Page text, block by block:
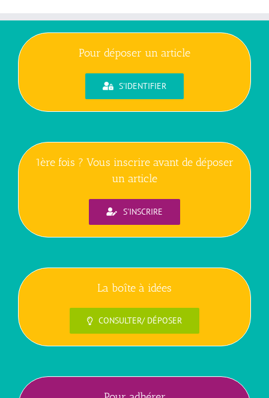
Pour déposer un article
S'IDENTIFIER
1ère fois ? Vous inscrire avant de déposer
un article
S'INSCRIRE
La boîte à idées
CONSULTER/ DÉPOSER